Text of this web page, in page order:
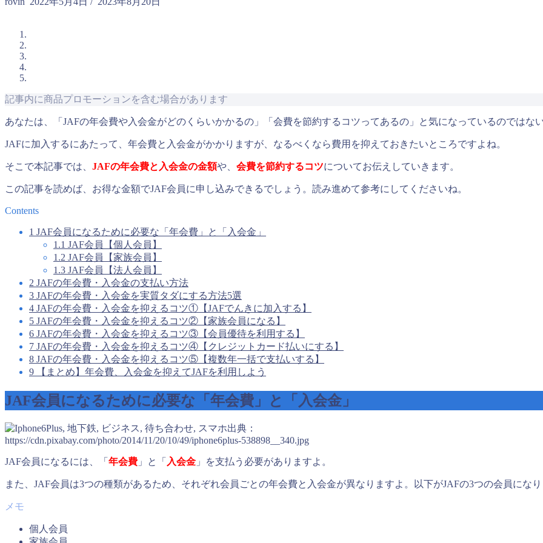
記事内に商品プロモーションを含む場合があります
あなたは、「JAFの年会費や入会金がどのくらいかかるの」「会費を節約するコツってあるの」と気になっているのではな
JAFに加入するにあたって、年会費と入会金がかかりますが、なるべくなら費用を抑えておきたいところですよね。
そこで本記事では、 JAFの年会費と入会金の金額や、 会費を節約するコツについてお伝えしていきます。
この記事を読めば、お得な金額でJAF会員に申し込みできるでしょう。読み進めて参考にしてくださいね。
Contents
1 JAF会員になるために必要な「年会費」と「入会金」
1.1 JAF会員【個人会員】
1.2 JAF会員【家族会員】
1.3 JAF会員【法人会員】
2 JAFの年会費・入会金の支払い方法
3 JAFの年会費・入会金を実質タダにする方法5選
4 JAFの年会費・入会金を抑えるコツ①【JAFでんきに加入する】
5 JAFの年会費・入会金を抑えるコツ②【家族会員になる】
6 JAFの年会費・入会金を抑えるコツ③【会員優待を利用する】
7 JAFの年会費・入会金を抑えるコツ④【クレジットカード払いにする】
8 JAFの年会費・入会金を抑えるコツ⑤【複数年一括で支払いする】
9 【まとめ】年会費、入会金を抑えてJAFを利用しよう
JAF会員になるために必要な「年会費」と「入会金」
出典：
https://cdn.pixabay.com/photo/2014/11/20/10/49/iphone6plus-538898__340.jpg
JAF会員になるには、「 年会費 」と「 入会金 」を支払う必要がありますよ。
また、JAF会員は3つの種類があるため、それぞれ会員ごとの年会費と入会金が異なりますよ。以下がJAFの3つの会員にな
個人会員